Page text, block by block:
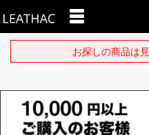
お探しの商品は